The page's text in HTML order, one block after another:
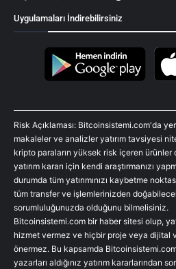
Uygulamaları İndirebilirsiniz
Risk Açıklaması: Bitcoinsistemi.com'da
makaleler ve analizler yatırım tavsiyesi
kripto paraların yüksek risk içeren
yatırım kararı için kendi araştırmanızı
durumda tüm yatırımınızı kaybetme
tüm transfer ve işlemlerinizden
sorumluluğunuzda olduğunu bilmelisiniz.
Bitcoinsistemi.com bir haber sitesi olup,
hizmet vermez ve hiçbir proje veya dijital
önermez. Bu kapsamda
yazarları aldığınız yatırım kararlarından